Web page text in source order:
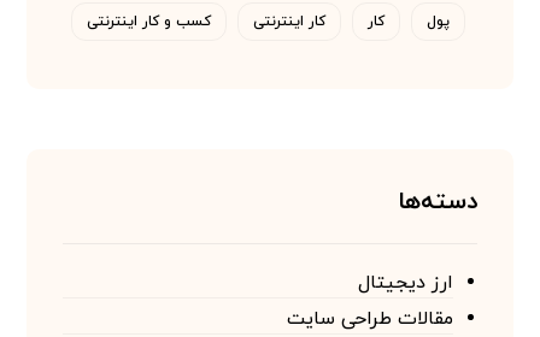
پول کار کار اینترنتی کسب و کار اینترنتی
دسته‌ها
ارز دیجیتال
مقالات طراحی سایت